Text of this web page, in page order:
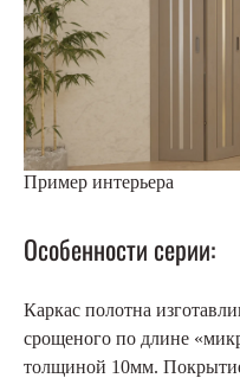
Пример интерьера
Особенности серии:
Каркас полотна
срощеного по длине
толщиной 10мм.